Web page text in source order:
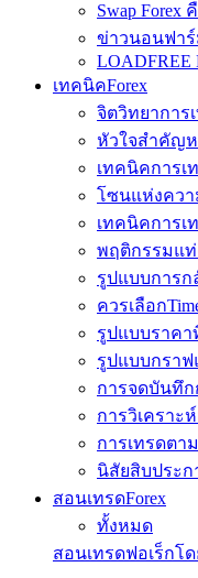
Swap Forex
ข่าวนอนฟาร์
LOADFREE
เทคนิคForex
จิตวิทยาการ
หัวใจสำคัญห
เทคนิคการเ
โซนแห่งควา
เทคนิคการเ
พฤติกรรมแท่
รูปแบบการก
ควรเลือก
รูปแบบราคา
รูปแบบกราฟ
การจดบันทึก
การวิเคราะ
การเทรดตา
นิสัยสิบประก
สอนเทรดForex
ทั้งหมด
สอนเทรดฟอเร็กโ